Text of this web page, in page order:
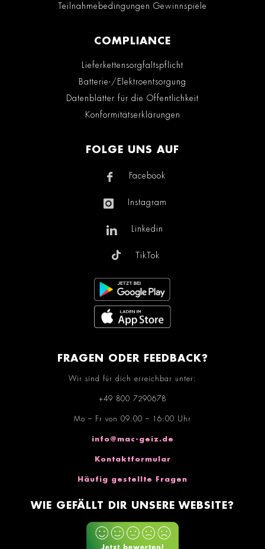
Teilnahmebedingungen Gewinnspiele
COMPLIANCE
Lieferkettensorgfaltspflicht
Batterie-/Elektroentsorgung
Datenblätter für die Öffentlichkeit
Konformitätserklärungen
FOLGE UNS AUF
Facebook
Instagram
Linkedin
TikTok
FRAGEN ODER FEEDBACK?
Wir sind für dich erreichbar unter:
+49 800 7290678
Mo – Fr von 09:00 – 16:00 Uhr
info@mac-geiz.de
Kontaktformular
Häufig gestellte Fragen
WIE GEFÄLLT DIR UNSERE WEBSITE?